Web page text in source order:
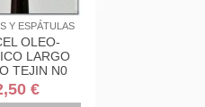
PINCELES Y ESPÁTULAS
PALETINA CHOPO-91
PELO CERDA BLANCA
15MM